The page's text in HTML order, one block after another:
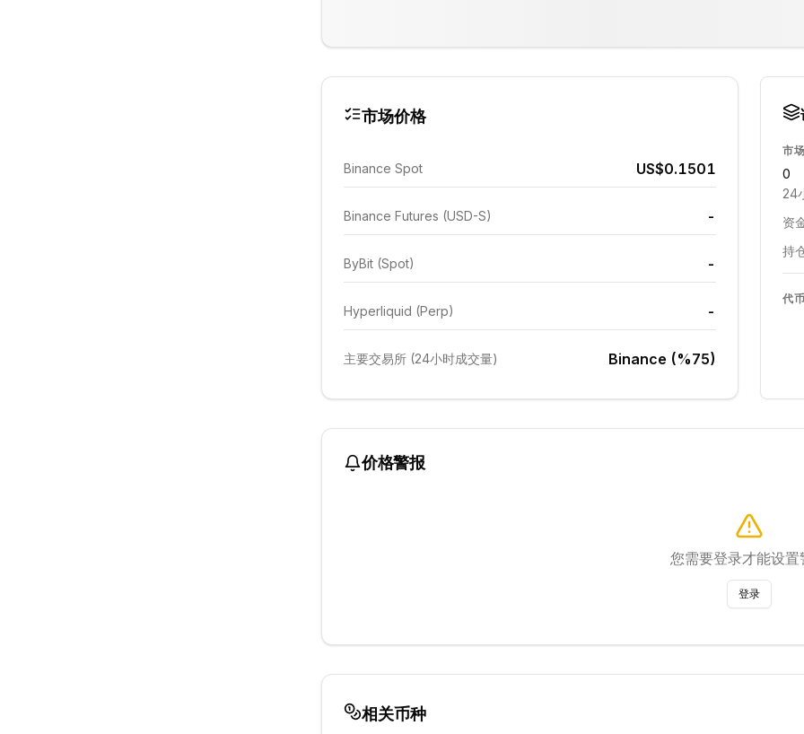
市场价格
Binance Spot US$0.1501
Binance Futures (USD-S) -
ByBit (Spot) -
Hyperliquid (Perp) -
主要交易所 (24小时成交量) Binance (%75)
市
0
24
资
持
代
价格警报
您需要登录才能设置
登录
相关币种